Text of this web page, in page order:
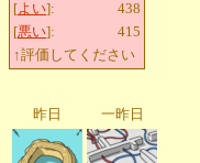
[よい]:
438
[悪い]:
415
↑評価してください
昨日 一昨日